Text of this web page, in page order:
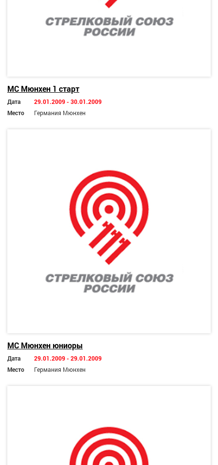
МС Мюнхен 1 старт
Дата
29.01.2009 - 30.01.2009
Место
Германия Мюнхен
МС Мюнхен юниоры
Дата
29.01.2009 - 29.01.2009
Место
Германия Мюнхен